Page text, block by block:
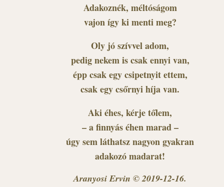
Adakoznék, méltóságom
vajon így ki menti meg?
Oly jó szívvel adom,
pedig nekem is csak ennyi van,
épp csak egy csipetnyit ettem,
csak egy csőrnyi híja van.
Aki éhes, kérje tőlem,
– a finnyás éhen marad –
úgy sem láthatsz nagyon gyakran
adakozó madarat!
Aranyosi Ervin © 2019-12-16.